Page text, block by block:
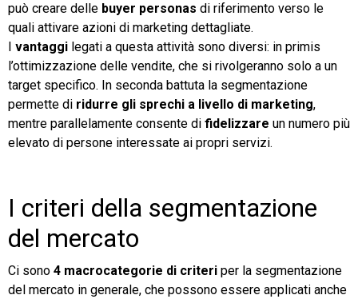
può creare delle buyer personas di riferimento verso le
quali attivare azioni di marketing dettagliate.
vantaggi legati a questa attività sono diversi: in primis
l’ottimizzazione delle vendite, che si rivolgeranno solo a un
target specifico. In seconda battuta la segmentazione
permette di ridurre gli sprechi a livello di marketing,
mentre parallelamente consente di fidelizzare un numero più
elevato di persone interessate ai propri servizi.
I criteri della segmentazione
del mercato
Ci sono 4 macrocategorie di criteri per la segmentazione
del mercato in generale, che possono essere applicati anche